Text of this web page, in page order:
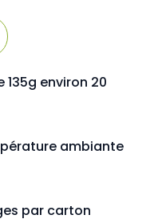
environ 20
ambiante
par carton